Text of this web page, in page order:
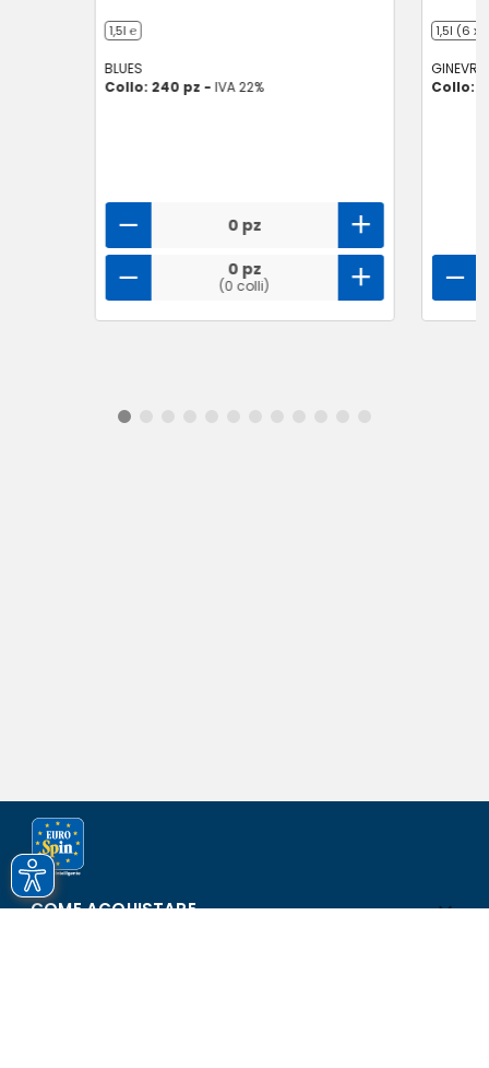
1,5l ℮
BLUES
Collo: 240 pz - IVA 22%
0 pz
0 pz
(0 colli)
1,5l (6 x
GINEVRA
Collo:
COME ACQUISTARE